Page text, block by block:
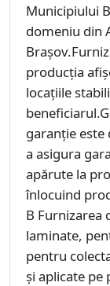
Municipiului
domeniu din
producţia
locaţiile
garanţie este
a asigura
apărute la
înlocuind
B Furnizarea
laminate,
pentru
şi aplicate